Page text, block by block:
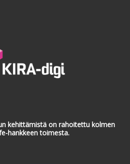
kehittämistä on rahoitettu kolmen
hankkeen toimesta.